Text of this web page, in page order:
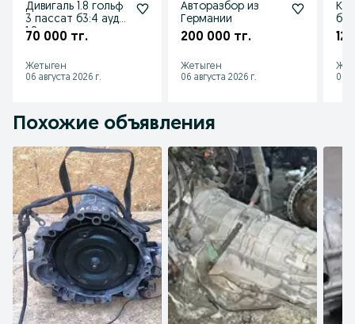
Дивигаль 1.8 гольф
3 пассат б3:4 ауди
1.8
70 000 тг.
Жетыген
06 августа 2026 г.
Авторазбор из
Германии
200 000 тг.
Жетыген
06 августа 2026 г.
б3,
06
Похожие объявления